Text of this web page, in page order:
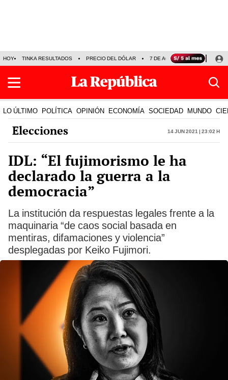
HOY TINKA RESULTADOS PRECIO DEL DÓLAR 7 DE AGOSTO OLLANTA
LO ÚLTIMO POLÍTICA OPINIÓN ECONOMÍA SOCIEDAD MUNDO
Elecciones 14 Jun 2021 | 23:02 h
IDL: “El fujimorismo le ha
declarado la guerra a la
democracia”
La institución da respuestas legales frente a la
maquinaria “de caos social basada en
mentiras, difamaciones y violencia”
desplegadas por Keiko Fujimori.